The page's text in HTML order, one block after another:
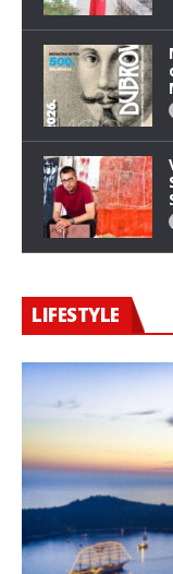
LIFESTYLE